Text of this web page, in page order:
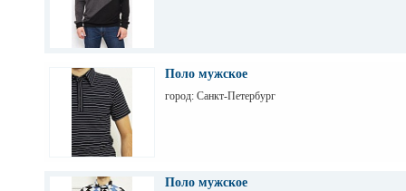
Поло мужское
город: Санкт-Петербург
Поло мужское